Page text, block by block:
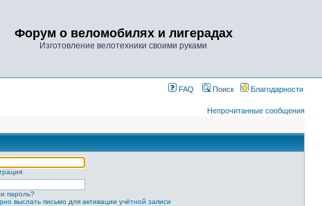
Форум о веломобилях и лигерадах
Изготовление велотехники своими руками
FAQ Поиск Благодарности
Непрочитанные сообщения
пароль?
выслать письмо для активации учётной записи